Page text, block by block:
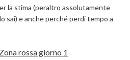
la stima (peraltro assolutamente
sai) e anche perché perdi tempo a
Zona rossa giorno 1